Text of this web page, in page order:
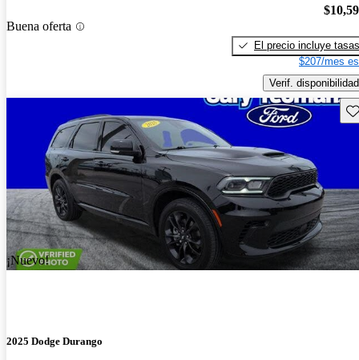
Buena oferta
El precio incluye tasas
$207/mes
Verif. disponibilidad
¡Nuevo!
2025 Dodge Durango